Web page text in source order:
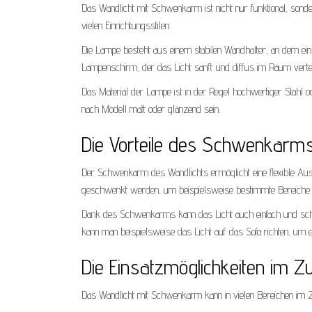
Das Wandlicht mit Schwenkarm ist nicht nur funktional,
vielen Einrichtungsstilen.
Die Lampe besteht aus einem stabilen Wandhalter, an dem
Lampenschirm, der das Licht sanft und diffus im Raum
Das Material der Lampe ist in der Regel hochwertiger Stahl
nach Modell matt oder glänzend sein.
Die Vorteile des
Der Schwenkarm des Wandlichts ermöglicht eine flexible
geschwenkt werden, um beispielsweise bestimmte
Dank des Schwenkarms kann das Licht auch einfach und
kann man beispielsweise das Licht auf das Sofa richten,
Die Einsatzmöglichkeiten im
Das Wandlicht mit Schwenkarm kann in vielen Bereichen